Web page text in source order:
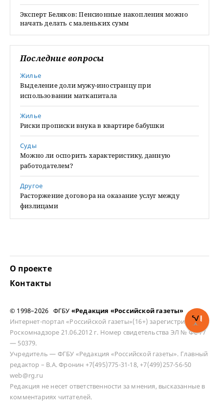
Эксперт Беляков: Пенсионные накопления можно
начать делать с маленьких сумм
Последние вопросы
Жилье
Выделение доли мужу-иностранцу при
использовании маткапитала
Жилье
Риски прописки внука в квартире бабушки
Суды
Можно ли оспорить характеристику, данную
работодателем?
Другое
Расторжение договора на оказание услуг между
физлицами
О проекте
Контакты
© 1998–2026 ФГБУ «Редакция «Российской газеты»
Интернет-портал «Российской газеты»(16+) зарегистрирован в
Роскомнадзоре 21.06.2012 г. Номер свидетельства ЭЛ № ФС 77
— 50379.
Учредитель — ФГБУ «Редакция «Российской газеты». Главный
редактор – В.А. Фронин +7(495)775-31-18, +7(499)257-56-50
web@rg.ru
Редакция не несет ответственности за мнения, высказанные в
комментариях читателей.